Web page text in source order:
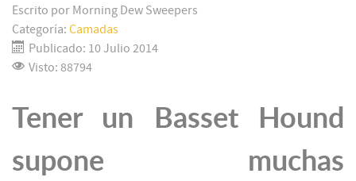
Escrito por Morning Dew Sweepers
Categoría: Camadas
Publicado: 10 Julio 2014
Visto: 88794
Tener un Basset Hound
supone muchas